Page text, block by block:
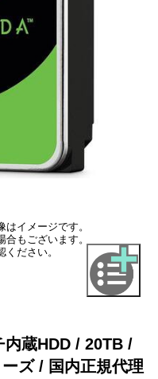
イメージです。
もございます。
ださい。
内蔵HDD / 20TB /
ズ / 国内正規代理